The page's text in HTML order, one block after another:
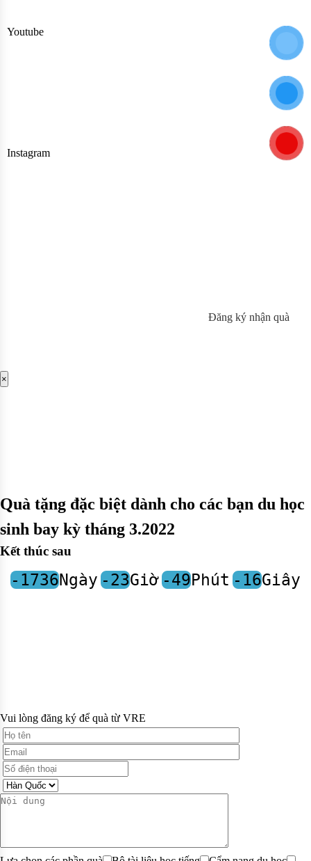
Youtube
Instagram
Đăng ký nhận quà
×
Quà tặng đặc biệt dành cho các bạn du học
sinh bay kỳ tháng 3.2022
Kết thúc sau
-1736Ngày-23Giờ-49Phút -16Giây
Vui lòng đăng ký để quà từ VRE